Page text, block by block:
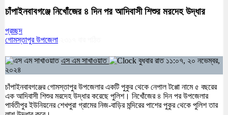
চাঁপাইনবাবগঞ্জে নিখোঁজের ৪ দিন পর আদিবাসী শিশুর মরদেহ উদ্ধার
প্রচ্ছদ
গোমস্তাপুর উপজেলা
এস এম সাখাওয়াত
বুধবার রাত ১১:০৭, ২০ নভেম্বর,
২০২৪
চাঁপাইনবাবগঞ্জের গোমস্তাপুর উপজেলার একটি পুকুর থেকে নেপাল টপ্পো নামে ৫ বছরের
এক আদিবাসী শিশুর মরদেহ উদ্ধার করেছে পুলিশ। নিখোঁজের ৪ দিন পর উপজেলার
পার্বতীপুর ইউনিয়নের শেখপুরা গ্রামের নিজ-বাড়ির মন্দিরের পাশের পুকুর থেকে পুলিশ তার